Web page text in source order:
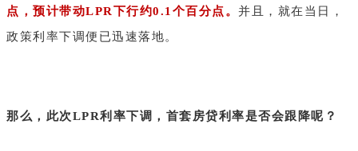
点，预计带动LPR下行约0.1个百分点。 并且，就在当日，
政策利率下调便已迅速落地。
那么，此次LPR利率下调，首套房贷利率是否会跟降呢？